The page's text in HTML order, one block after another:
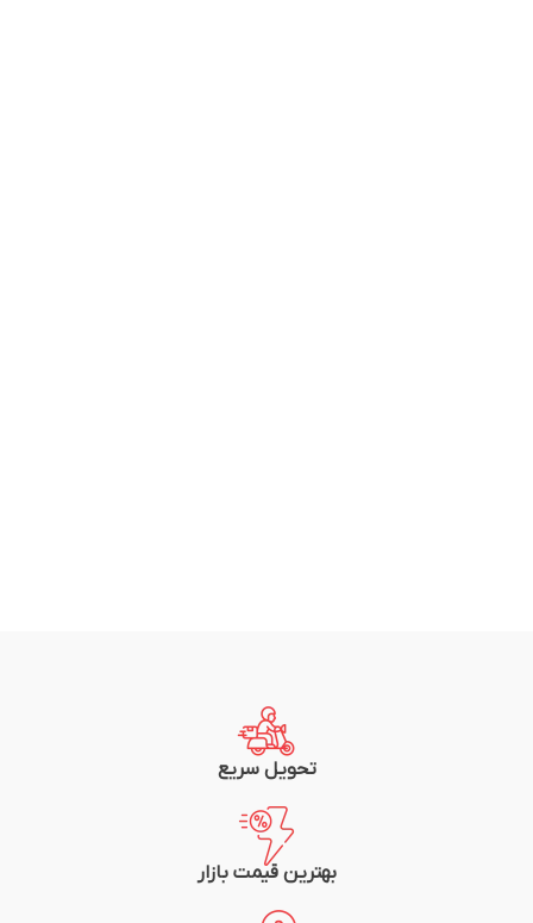
تحویل سریع
بهترین قیمت بازار